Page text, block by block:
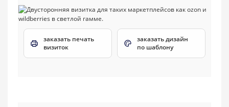
заказать печать
визиток
заказать дизайн
по шаблону